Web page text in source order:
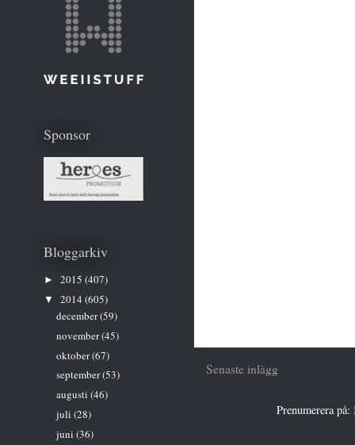
Senaste inlägg
Prenumerera på:
Sponsor
Bloggarkiv
► 2015 (407)
▼ 2014 (605)
december(59)
november(45)
oktober(67)
september(53)
augusti (46)
juli (28)
juni (36)